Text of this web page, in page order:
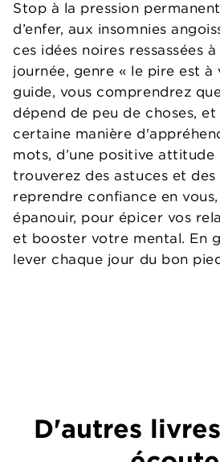
Stop à la pression
d’enfer, aux insomnies
ces idées noires ressassées
journée, genre « le pire est à
guide, vous comprendrez
dépend de peu de choses, et
certaine manière
mots, d’une positive attitude
trouverez des astuces et
reprendre confiance en
épanouir, pour épicer vos
et booster votre mental. En
lever chaque jour du bon
D'autres